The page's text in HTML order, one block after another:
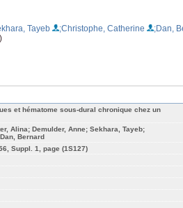
Tayeb ;Christophe, Catherine
;Dan,
et hématome sous-dural chronique chez un
Alina; Demulder, Anne; Sekhara, Tayeb;
Bernard
Suppl. 1, page (1S127)